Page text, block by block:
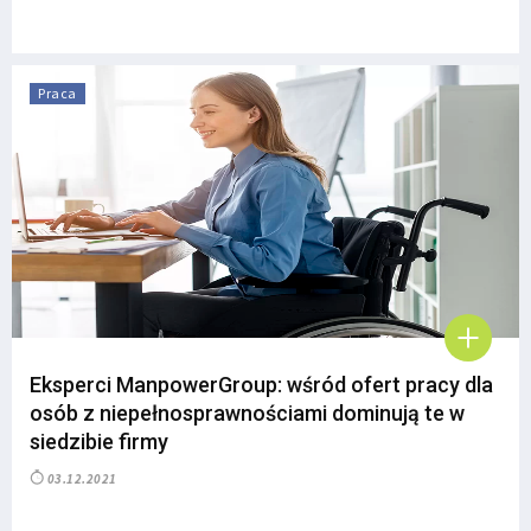
Praca
Eksperci ManpowerGroup: wśród ofert pracy dla
osób z niepełnosprawnościami dominują te w
siedzibie firmy
03.12.2021